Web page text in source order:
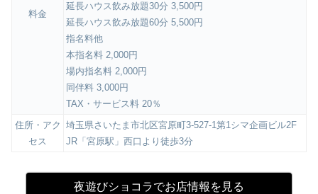
料金
延長ハウス飲み放題30分 3,500円
延長ハウス飲み放題60分 5,500円
指名料他
本指名料 2,000円
場内指名料 2,000円
同伴料 3,000円
TAX・サービス料 20％
住所・アク
セス
埼玉県さいたま市北区宮原町3-527-1第1シマ企画ビル2F
JR「宮原駅」西口より徒歩3分
夜遊びショコラでお店情報を見る